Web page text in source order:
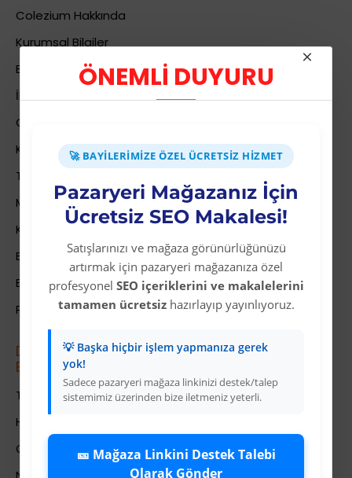
ÖNEMLİ DUYURU
🚀 BAYILERIMIZE ÖZEL ÜCRETSIZ HIZMET
Pazaryeri Mağazanız İçin
Ücretsiz SEO Makalesi!
Satışlarınızı ve mağaza görünürlüğünüzü
artırmak için pazaryeri mağazanıza özel
profesyonel SEO içeriklerini ve makalelerini
tamamen ücretsizhazırlayıp yayınlıyoruz.
💡 Başka hiçbir işlem yapmanıza gerek
yok!
Sadece pazaryeri mağaza linkinizi destek/talep
sistemimiz üzerinden bize iletmeniz yeterli.
🎫 Mağaza Linkini Destek Talebi
Olarak Gönder
Colezium Hakkında
Kurumsal Bilgiler
Banka Hesab Bilgileri
İletişim
Gizlilik Politikası
Kullanıcı Sözleşmesi
Teslimat Bilgileri
Mesafeli Satış Sözleşmesi
Kariyer
Bayi İade Sistemi
Bayi Bakiye Yükleme
Para Puan Sistemi ile Kazanç
Dropshipping (Stoksuz Sat\u0131\u015f)
E\u011fitimleri
Trendyol Dropshipping Eğitimleri
HepsiBurada Dropshipping Eğitimleri
ÇiçekSepeti Dropshipping Eğitimleri